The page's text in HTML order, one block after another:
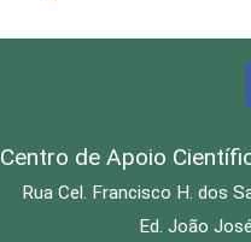
Centro de Apoio
Rua Cel. Francisco H. dos
Ed. João